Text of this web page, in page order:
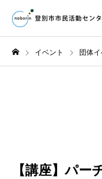
イベント 団体
【講座】パ